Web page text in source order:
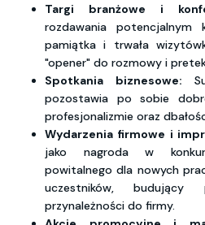
Targi branżowe i
rozdawania potencjalnym
pamiątka i trwała
"opener" do rozmowy i
Spotkania biznesowe:
pozostawia po sobie
profesjonalizmie oraz
Wydarzenia firmowe i
jako nagroda w
powitalnego dla nowych
uczestników,
przynależności do firmy.